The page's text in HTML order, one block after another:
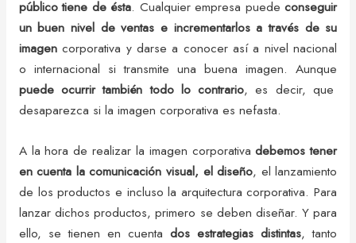
público tiene de ésta. Cualquier empresa puedeconseguir
un buen nivel de ventas e incrementarlos a través de su
imagencorporativa y darse a conocer así a nivel nacional
o internacional si transmite una buena imagen. Aunque
puede ocurrir también todo lo contrario, es decir, que
desaparezca si la imagen corporativa es nefasta.
A la hora de realizar la imagen corporativadebemos tener
en cuenta la comunicación visual, el diseño, el lanzamiento
de los productos e incluso la arquitectura corporativa. Para
lanzar dichos productos, primero se deben diseñar. Y para
ello, se tienen en cuentados estrategias distintas, tanto